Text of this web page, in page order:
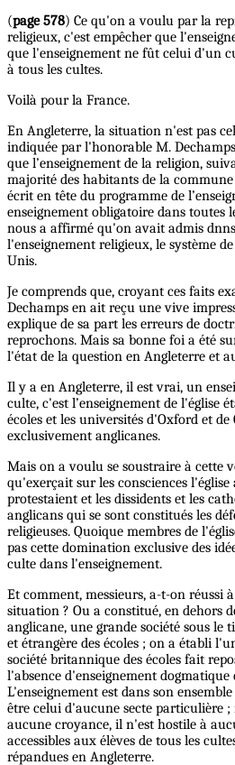
(page 578) Ce qu'on a voulu par la
religieux, c'est empêcher que
que l'enseignement ne fût celui d'un
à tous les cultes.
Voilà pour la France.
En Angleterre, la situation n'est pas
indiquée par l'honorable M.
que l’enseignement de la religion,
majorité des habitants de la
écrit en tête du programme de
enseignement obligatoire dans toutes
nous a affirmé qu'on avait admis
l'enseignement religieux, le système
Unis.
Je comprends que, croyant ces faits
Dechamps en ait reçu une vive
explique de sa part les erreurs de
reprochons. Mais sa bonne foi a été
l'état de la question en Angleterre et
Il y a en Angleterre, il est vrai, un
culte, c'est l’enseignement de l'église
écoles et les universités d'Oxford et de
exclusivement anglicanes.
Mais on a voulu se soustraire à cette
qu'exerçait sur les consciences
protestaient et les dissidents et les
anglicans qui se sont constitués les
religieuses. Quoique membres de
pas cette domination exclusive des
culte dans l'enseignement.
Et comment, messieurs, a-t-on réussi
situation ? Ou a constitué, en dehors
anglicane, une grande société sous le
et étrangère des écoles ; on a établi
société britannique des écoles fait
l'absence d'enseignement dogmatique
L'enseignement est dans son
être celui d'aucune secte particulière
aucune croyance, il n'est hostile à
accessibles aux élèves de tous les
répandues en Angleterre.